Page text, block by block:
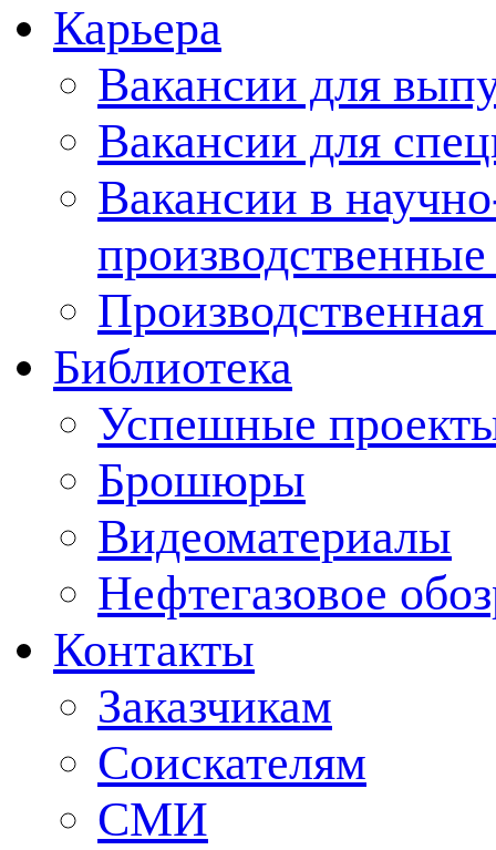
Карьера
Вакансии для
Вакансии для
Вакансии в
Производственная
Библиотека
Успешные
Брошюры
Видеоматериалы
Нефтегазовое
Контакты
Заказчикам
Соискателям
СМИ